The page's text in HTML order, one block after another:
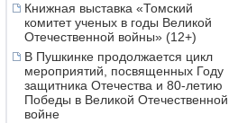
Книжная выставка «Томский
комитет ученых в годы Великой
Отечественной войны» (12+)
В Пушкинке продолжается цикл
мероприятий, посвященных Году
защитника Отечества и 80-летию
Победы в Великой Отечественной
войне